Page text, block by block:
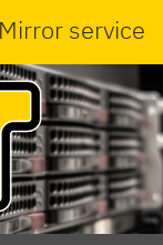
Mirror service